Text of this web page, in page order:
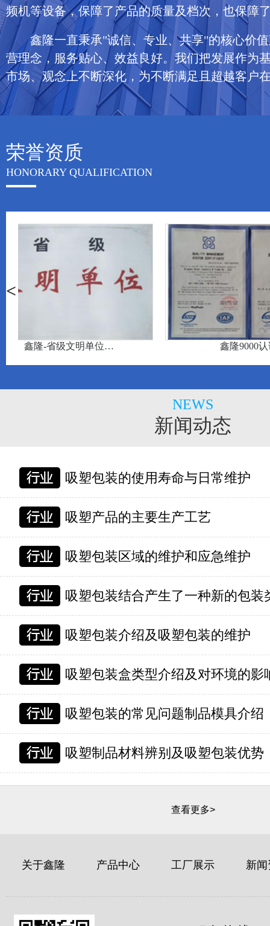
频机等设备，保障了产品的质量及档次，也保障
鑫隆一直秉承"诚信、专业、共享"的核心价
营理念，服务贴心、效益良好。我们把发展作为
市场、观念上不断深化，为不断满足且超越客户
荣誉资质
HONORARY QUALIFICATION
<
鑫隆9000认证 鑫隆
NEWS
新闻动态
吸塑包装的使用寿命与日常维护
吸塑产品的主要生产工艺
吸塑包装区域的维护和应急维护
吸塑包装结合产生了一种新的包装
吸塑包装介绍及吸塑包装的维护
吸塑包装盒类型介绍及对环境的影
吸塑包装的常见问题制品模具介绍
吸塑制品材料辨别及吸塑包装优势
查看更多>
关于鑫隆 产品中心 工厂展示 新